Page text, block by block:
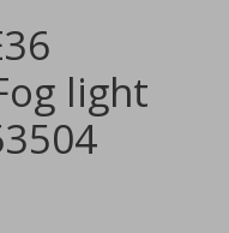
light